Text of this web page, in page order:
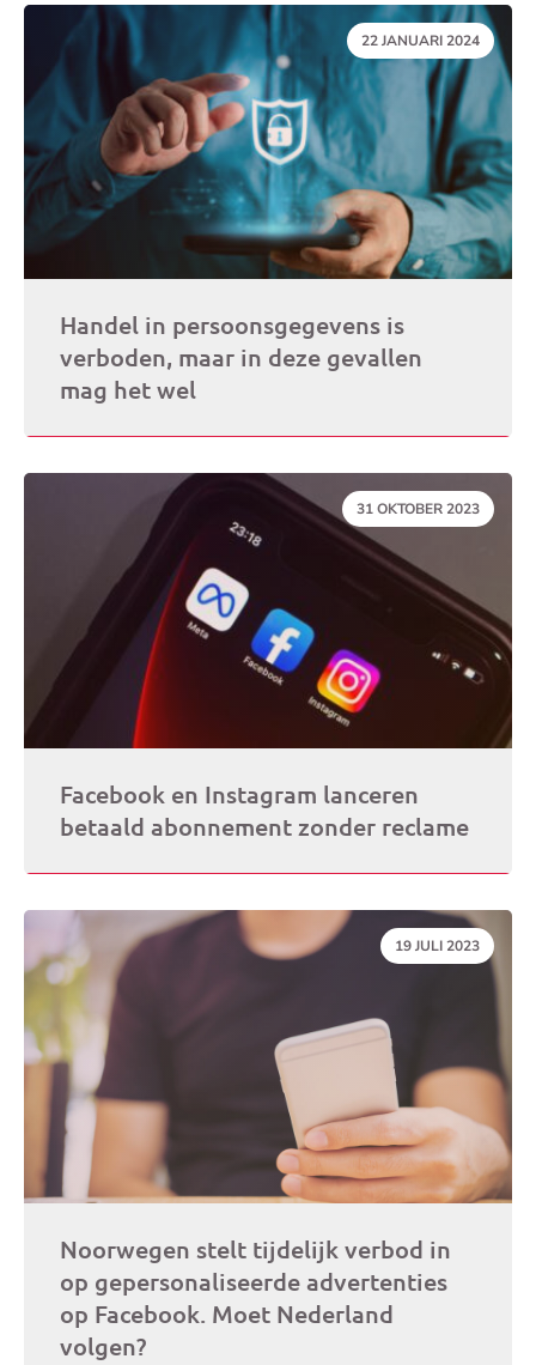
DATUM:
22 JANUARI 2024
Handel in persoonsgegevens is
verboden, maar in deze gevallen
mag het wel
DATUM:
31 OKTOBER 2023
Facebook en Instagram lanceren
betaald abonnement zonder reclame
DATUM:
19 JULI 2023
Noorwegen stelt tijdelijk verbod in
op gepersonaliseerde advertenties
op Facebook. Moet Nederland
volgen?